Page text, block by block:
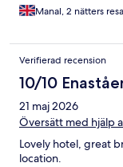
Manal, 2 nätters resa
Verifierad recension
10/10
21 maj 2026
Översätt med hjälp
Lovely hotel, great
location.